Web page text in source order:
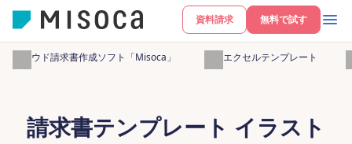
無料で試す
資料請求
クラウド請求書作成ソフト「Misoca」 無料エクセルテンプレート
請求書テンプレート イラスト